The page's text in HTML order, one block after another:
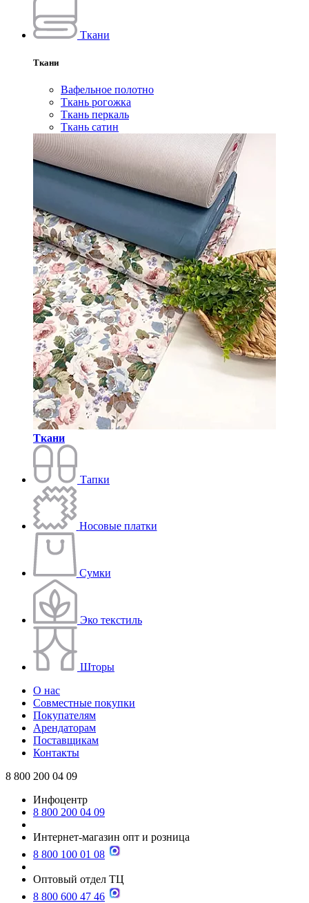
Ткани
Ткани
Вафельное полотно
Ткань рогожка
Ткань перкаль
Ткань сатин
Ткани
Тапки
Носовые платки
Сумки
Эко текстиль
Шторы
О нас
Совместные покупки
Покупателям
Арендаторам
Поставщикам
Контакты
8 800 200 04 09
Инфоцентр
8 800 200 04 09
Интернет-магазин опт и розница
8 800 100 01 08
Оптовый отдел ТЦ
8 800 600 47 46